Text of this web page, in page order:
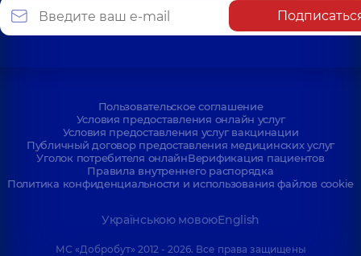
Пользовательское соглашение
Условия предоставления онлайн услуг
Условия предоставления услуг вакцинации
Публичный договор предоставления медицинских услуг
Уголок потребителя онлайнВерификация пациентов
Правила внутреннего распорядка
Политика конфиденциальности и использования файлов cookie
Українською мовоюEnglish
МС «Добробут» 2012 - 2026. Все права защищены